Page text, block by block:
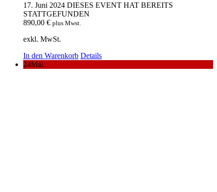
17. Juni 2024 DIESES EVENT HAT BEREITS
STATTGEFUNDEN
890,00 € plus Mwst.
exkl. MwSt.
In den Warenkorb Details
24Mai